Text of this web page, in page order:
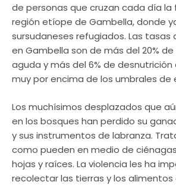
de personas que cruzan cada día la
región etíope de Gambella, donde
sursudaneses refugiados. Las tasas
en Gambella son de más del 20%
aguda y más del 6% de
muy por encima de los umbrales de
Los muchísimos desplazados que
en los bosques han perdido su
y sus instrumentos de labranza.
como pueden en medio de
hojas y raíces. La violencia les ha
recolectar las tierras y los